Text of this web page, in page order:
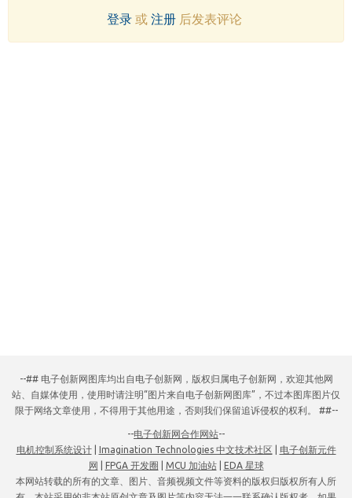
登录或 注册后发表评论
--## 电子创新网图库均出自电子创新网，版权归属电子创新网，欢迎其他网
站、自媒体使用，使用时请注明“图片来自电子创新网图库”，不过本图库图片仅
限于网络文章使用，不得用于其他用途，否则我们保留追诉侵权的权利。 ##--
--电子创新网合作网站--
电机控制系统设计| Imagination Technologies 中文技术社区
电子创新元件
网
FPGA 开发圈 MCU 加油站|
EDA 星球
本网站转载的所有的文章、图片、音频视频文件等资料的版权归版权所有人所